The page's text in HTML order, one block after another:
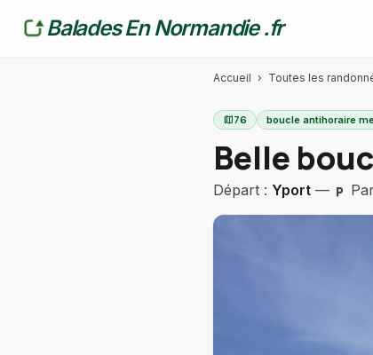
Balades En Normandie .fr
Accueil › Toutes les
map76 boucle antihoraire
Belle
Départ : Yport — local_parking